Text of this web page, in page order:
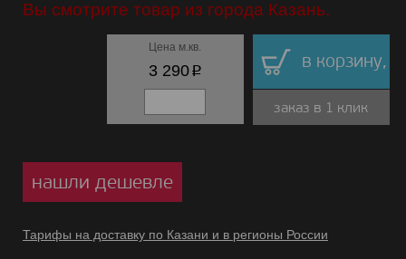
Вы смотрите товар из города Казань.
Цена м.кв.
3 290p в корзину,
заказ в 1 клик
нашли дешевле
Тарифы на доставку по Казани и в регионы России